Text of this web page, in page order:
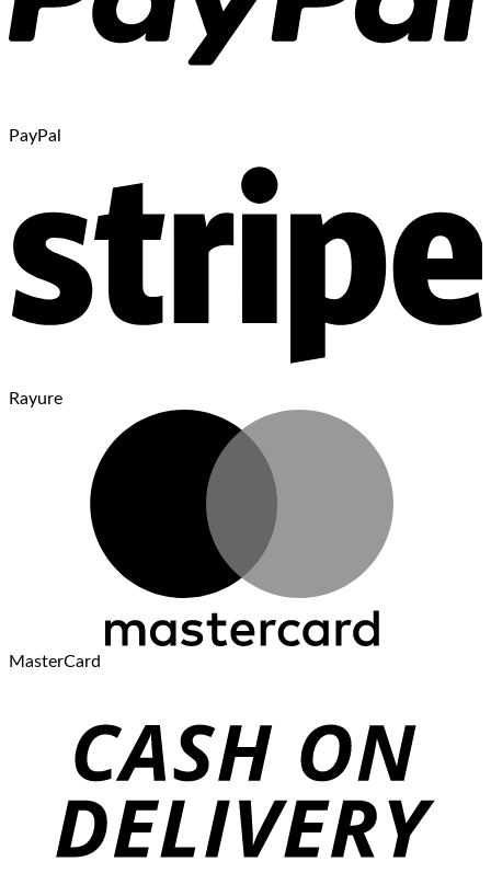
PayPal
Rayure
MasterCard